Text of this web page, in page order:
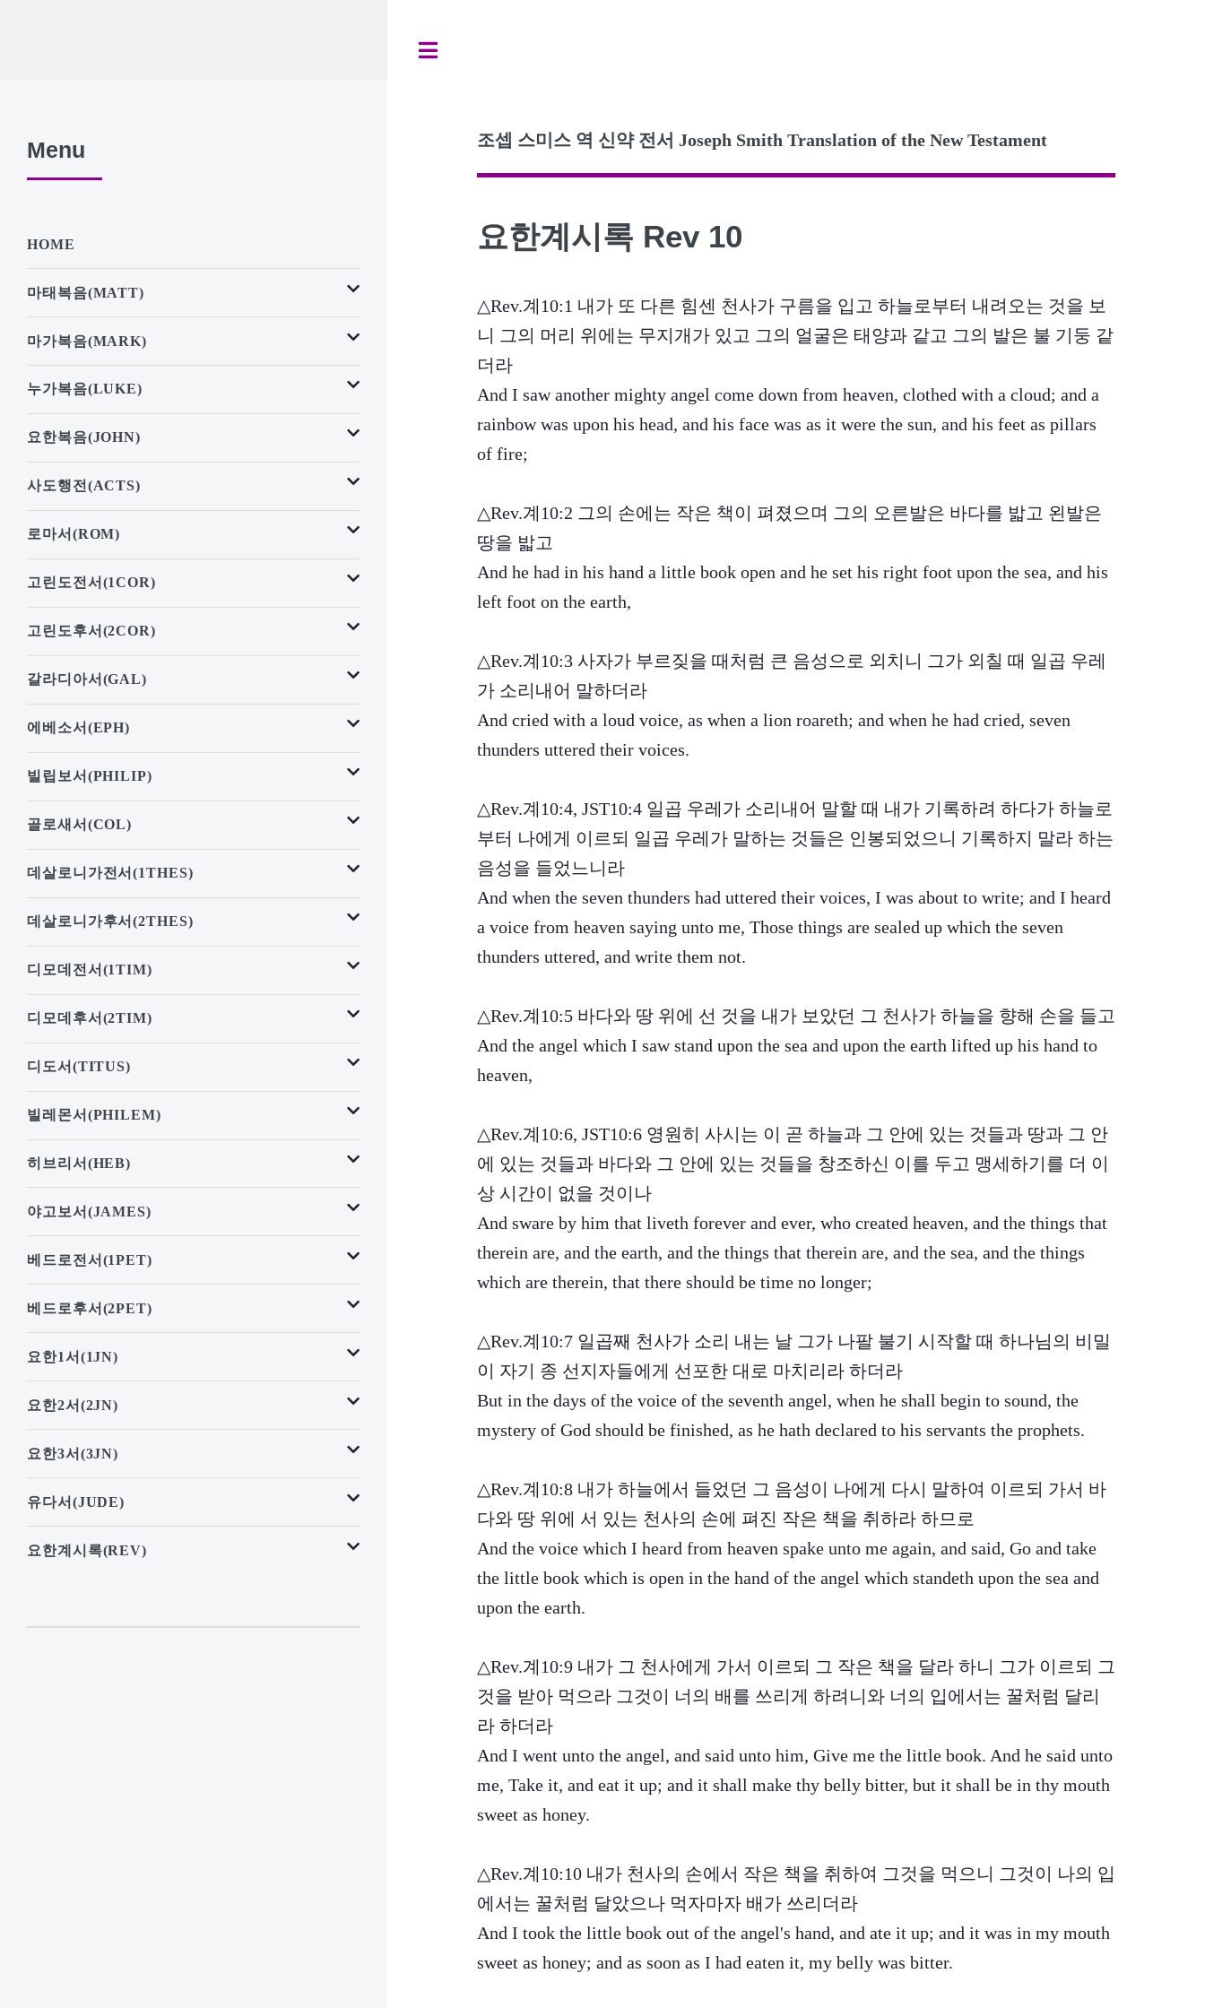
조셉 스미스 역 신약 전서 Joseph Smith Translation of the New Testament
요한계시록 Rev 10
△Rev.계10:1 내가 또 다른 힘센 천사가 구름을 입고 하늘로부터 내려오는 것을 보
니 그의 머리 위에는 무지개가 있고 그의 얼굴은 태양과 같고 그의 발은 불 기둥 같
더라
And I saw another mighty angel come down from heaven, clothed with a cloud; and a
rainbow was upon his head, and his face was as it were the sun, and his feet as pillars
of fire;
△Rev.계10:2 그의 손에는 작은 책이 펴졌으며 그의 오른발은 바다를 밟고 왼발은
땅을 밟고
And he had in his hand a little book open and he set his right foot upon the sea, and his
left foot on the earth,
△Rev.계10:3 사자가 부르짖을 때처럼 큰 음성으로 외치니 그가 외칠 때 일곱 우레
가 소리내어 말하더라
And cried with a loud voice, as when a lion roareth; and when he had cried, seven
thunders uttered their voices.
△Rev.계10:4, JST10:4 일곱 우레가 소리내어 말할 때 내가 기록하려 하다가 하늘로
부터 나에게 이르되 일곱 우레가 말하는 것들은 인봉되었으니 기록하지 말라 하는
음성을 들었느니라
And when the seven thunders had uttered their voices, I was about to write; and I heard
a voice from heaven saying unto me, Those things are sealed up which the seven
thunders uttered, and write them not.
△Rev.계10:5 바다와 땅 위에 선 것을 내가 보았던 그 천사가 하늘을 향해 손을 들고
And the angel which I saw stand upon the sea and upon the earth lifted up his hand to
heaven,
△Rev.계10:6, JST10:6 영원히 사시는 이 곧 하늘과 그 안에 있는 것들과 땅과 그 안
에 있는 것들과 바다와 그 안에 있는 것들을 창조하신 이를 두고 맹세하기를 더 이
상 시간이 없을 것이나
And sware by him that liveth forever and ever, who created heaven, and the things that
therein are, and the earth, and the things that therein are, and the sea, and the things
which are therein, that there should be time no longer;
△Rev.계10:7 일곱째 천사가 소리 내는 날 그가 나팔 불기 시작할 때 하나님의 비밀
이 자기 종 선지자들에게 선포한 대로 마치리라 하더라
But in the days of the voice of the seventh angel, when he shall begin to sound, the
mystery of God should be finished, as he hath declared to his servants the prophets.
△Rev.계10:8 내가 하늘에서 들었던 그 음성이 나에게 다시 말하여 이르되 가서 바
다와 땅 위에 서 있는 천사의 손에 펴진 작은 책을 취하라 하므로
And the voice which I heard from heaven spake unto me again, and said, Go and take
the little book which is open in the hand of the angel which standeth upon the sea and
upon the earth.
△Rev.계10:9 내가 그 천사에게 가서 이르되 그 작은 책을 달라 하니 그가 이르되 그
것을 받아 먹으라 그것이 너의 배를 쓰리게 하려니와 너의 입에서는 꿀처럼 달리
라 하더라
And I went unto the angel, and said unto him, Give me the little book. And he said unto
me, Take it, and eat it up; and it shall make thy belly bitter, but it shall be in thy mouth
sweet as honey.
△Rev.계10:10 내가 천사의 손에서 작은 책을 취하여 그것을 먹으니 그것이 나의 입
에서는 꿀처럼 달았으나 먹자마자 배가 쓰리더라
And I took the little book out of the angel's hand, and ate it up; and it was in my mouth
sweet as honey; and as soon as I had eaten it, my belly was bitter.
Menu
HOME
마태복음(MATT)
마가복음(MARK)
누가복음(LUKE)
요한복음(JOHN)
사도행전(ACTS)
로마서(ROM)
고린도전서(1COR)
고린도후서(2COR)
갈라디아서(GAL)
에베소서(EPH)
빌립보서(PHILIP)
골로새서(COL)
데살로니가전서(1THES)
데살로니가후서(2THES)
디모데전서(1TIM)
디모데후서(2TIM)
디도서(TITUS)
빌레몬서(PHILEM)
히브리서(HEB)
야고보서(JAMES)
베드로전서(1PET)
베드로후서(2PET)
요한1서(1JN)
요한2서(2JN)
요한3서(3JN)
유다서(JUDE)
요한계시록(REV)